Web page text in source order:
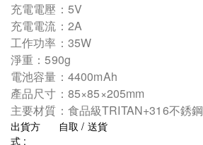
充電電壓：5V
充電電流：2A
工作功率：35W
淨重：590g
電池容量：4400mAh
產品尺寸：85×85×205mm
主要材質：食品級TRITAN+316不銹鋼
出貨方
式 :
自取 / 送貨